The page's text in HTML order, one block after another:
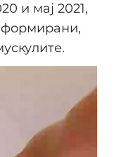
и мај 2021,